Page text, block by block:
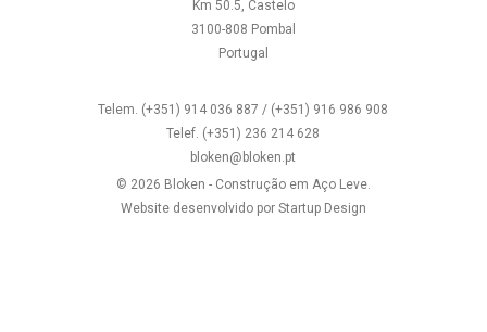
Km 50.5, Castelo
3100-808 Pombal
Portugal
Telem. (+351) 914 036 887 / (+351) 916 986 908
Telef. (+351) 236 214 628
bloken@bloken.pt
© 2026 Bloken - Construção em Aço Leve.
Website desenvolvido por Startup Design